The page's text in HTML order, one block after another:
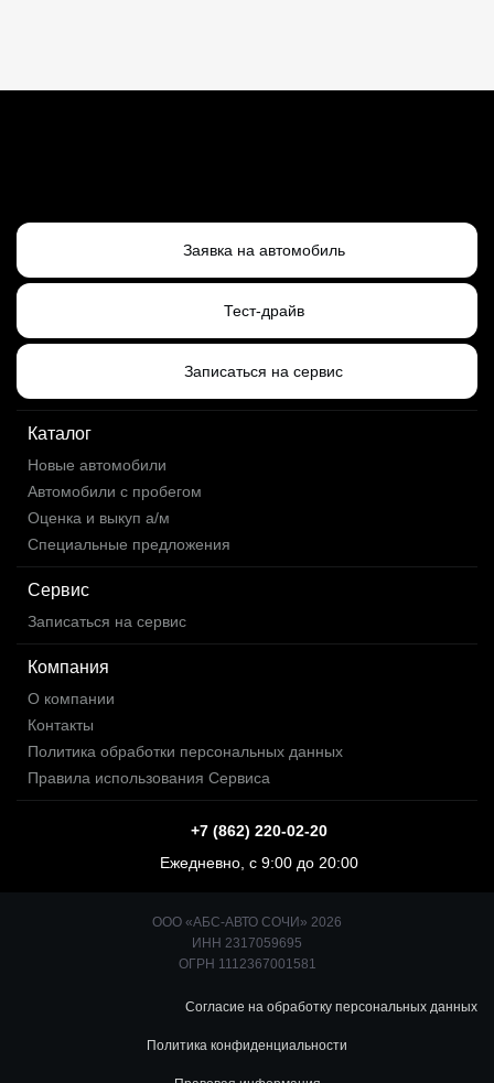
Заявка на автомобиль
Тест-драйв
Записаться на сервис
Каталог
Новые автомобили
Автомобили с пробегом
Оценка и выкуп а/м
Специальные предложения
Сервис
Записаться на сервис
Компания
О компании
Контакты
Политика обработки персональных данных
Правила использования Сервиса
+7 (862) 220-02-20
Ежедневно, с 9:00 до 20:00
ООО «АБС-АВТО СОЧИ» 2026
ИНН 2317059695
ОГРН 1112367001581
Согласие на обработку персональных данных
Политика конфиденциальности